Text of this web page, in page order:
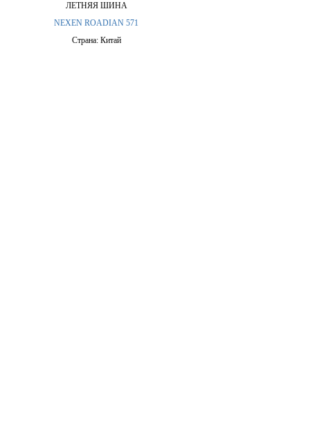
ЛЕТНЯЯ ШИНА
NEXEN ROADIAN 571
Страна: Китай